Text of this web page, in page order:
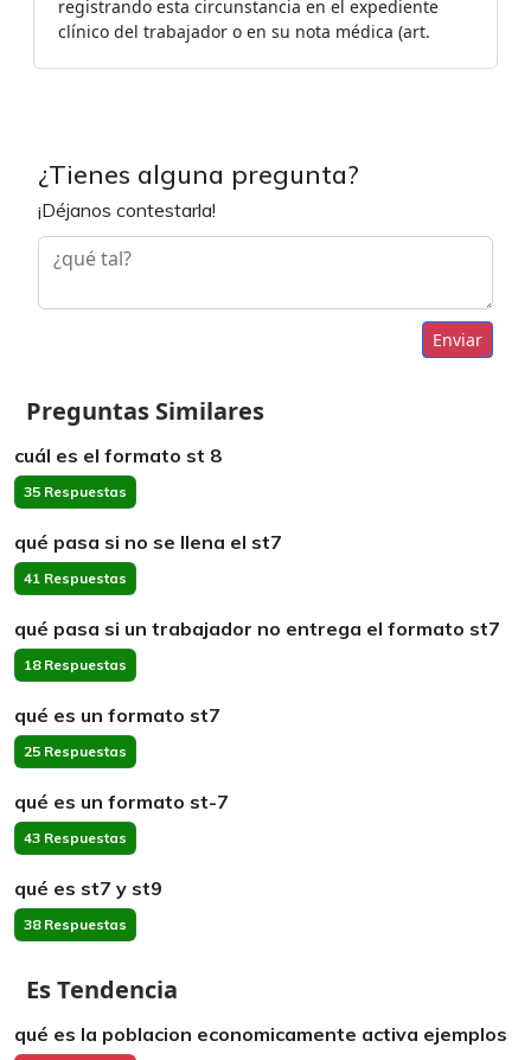
registrando esta circunstancia en el expediente
clínico del trabajador o en su nota médica (art.
¿Tienes alguna pregunta?
¡Déjanos contestarla!
Enviar
Preguntas Similares
cuál es el formato st 8
35 Respuestas
qué pasa si no se llena el st7
41 Respuestas
qué pasa si un trabajador no entrega el formato st7
18 Respuestas
qué es un formato st7
25 Respuestas
qué es un formato st-7
43 Respuestas
qué es st7 y st9
38 Respuestas
Es Tendencia
qué es la poblacion economicamente activa ejemplos